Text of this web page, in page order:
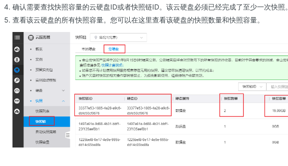
确认需要查找快照容量的云硬盘ID或者快照链ID。该云硬盘必须已经完成了至少一次快照
查看该云硬盘的所有快照容量。您可以在这里查看该硬盘的快照数量和快照容量。